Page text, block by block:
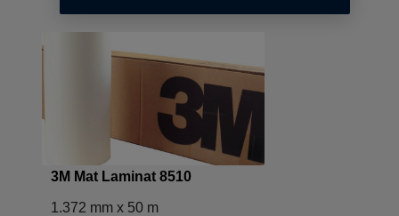
3M Mat Laminat 8510
1.372 mm x 50 m